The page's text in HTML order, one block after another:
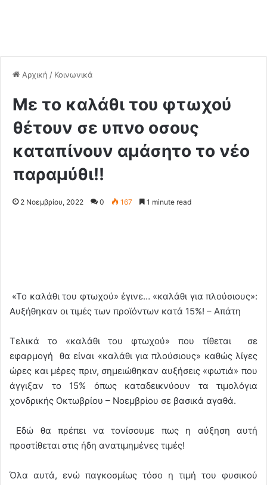
Αρχική / Κοινωνικά
Με το καλάθι του φτωχού
θέτουν σε υπνο οσους
καταπίνουν αμάσητο το νέο
παραμύθι!!
2 Νοεμβρίου, 2022 0 167 1 minute read
«Το καλάθι του φτωχού» έγινε… «καλάθι για πλούσιους»:
Αυξήθηκαν οι τιμές των προϊόντων κατά 15%! – Απάτη
Τελικά το «καλάθι του φτωχού» που τίθεται σε
εφαρμογή θα είναι «καλάθι για πλούσιους» καθώς λίγες
ώρες και μέρες πριν, σημειώθηκαν αυξήσεις «φωτιά» που
άγγιξαν το 15% όπως καταδεικνύουν τα τιμολόγια
χονδρικής Οκτωβρίου – Νοεμβρίου σε βασικά αγαθά.
Εδώ θα πρέπει να τονίσουμε πως η αύξηση αυτή
προστίθεται στις ήδη ανατιμημένες τιμές!
Όλα αυτά, ενώ παγκοσμίως τόσο η τιμή του φυσικού